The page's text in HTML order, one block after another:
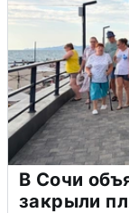
В Сочи
закрыли